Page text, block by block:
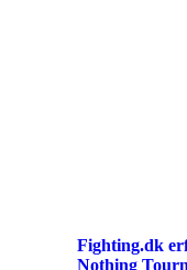
Fighting.dk
Nothing